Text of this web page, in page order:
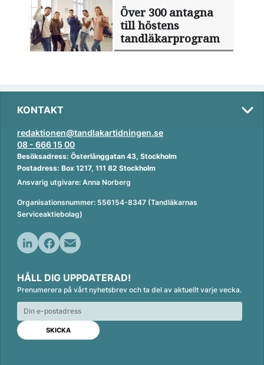
Över 300 antagna
till höstens
tandläkarprogram
KONTAKT
redaktionen@tandlakartidningen.se
08 - 666 15 00
Besöksadress: Österlånggatan 43, Stockholm
Postadress: Box 1217, 111 82 Stockholm
Ansvarig utgivare: Anna Norberg
Organisationsnummer: 556154-8347 (Tandläkarnas
Serviceaktiebolag)
n
k
e
d
n
c
e
b
o
o
k
a
i
l
HÅLL DIG UPPDATERAD!
Prenumerera på vårt nyhetsbrev och ta del av aktuellt varje vecka.